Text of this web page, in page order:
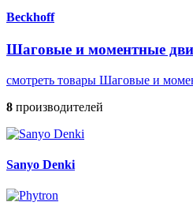
Beckhoff
Шаговые и моментные
смотреть товары Шаговые и
8 производителей
Sanyo Denki